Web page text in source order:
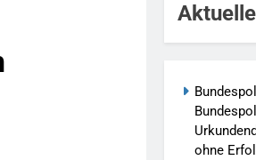
/ Schnelle Festnahme Nach
Grenzüberschreitenden
Als Die Reise Nach Ungarn
ohne